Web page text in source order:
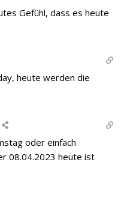
Gefühl, dass es heute
heute werden die
oder einfach
08.04.2023 heute ist